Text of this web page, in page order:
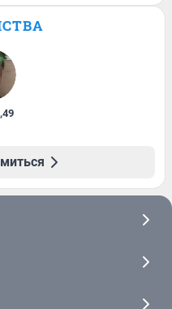
,49